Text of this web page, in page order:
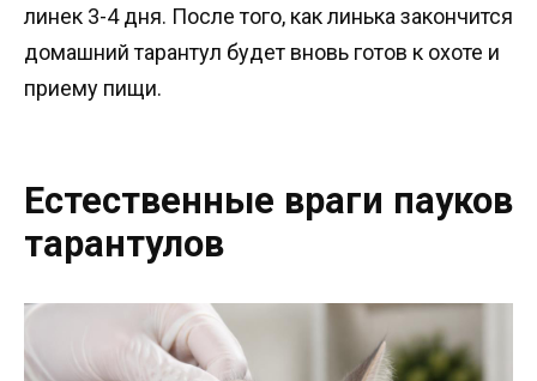
линек 3-4 дня. После того, как линька закончится
домашний тарантул будет вновь готов к охоте и
приему пищи.
Естественные враги пауков
тарантулов